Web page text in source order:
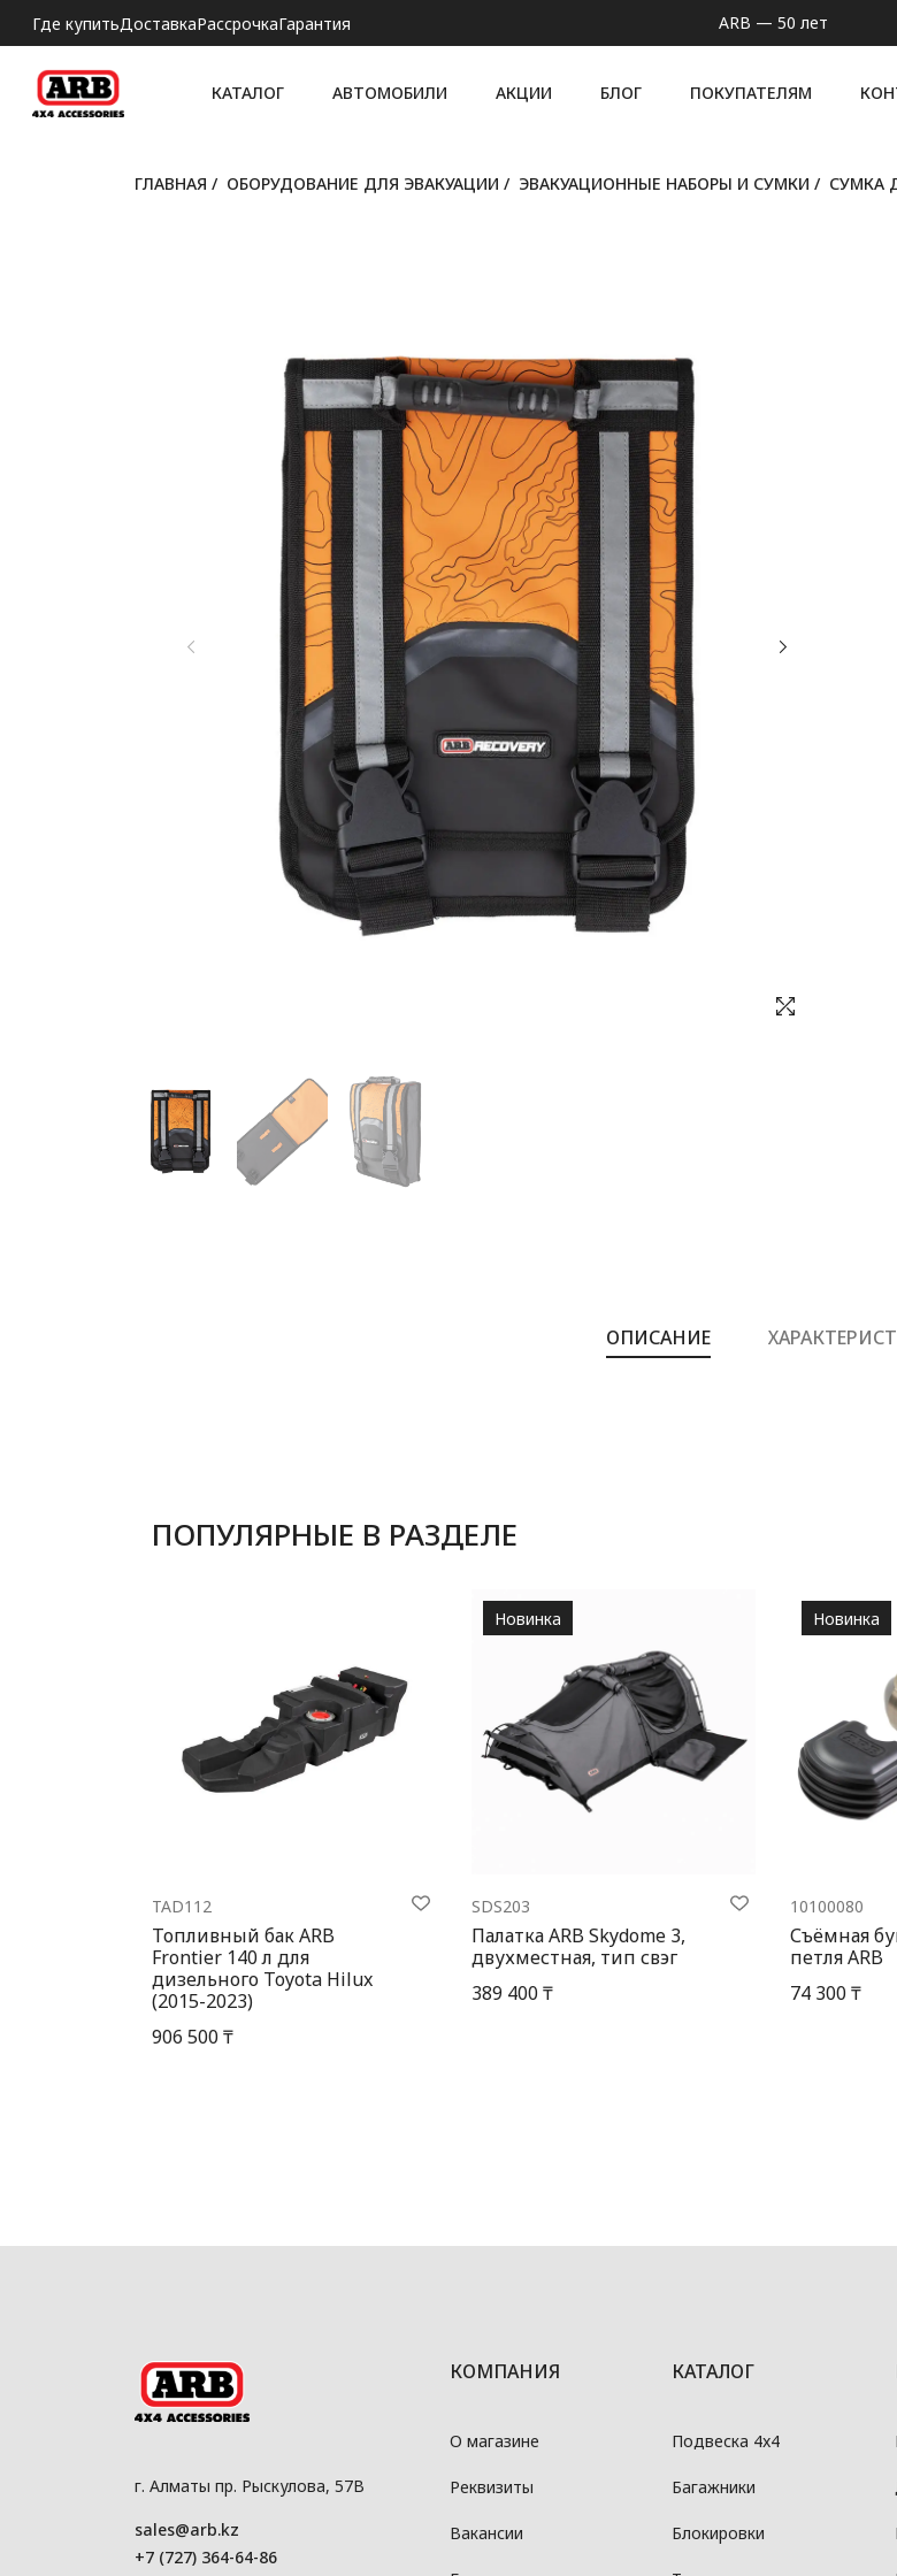
Где купитьДоставкаРассрочкаГарантия ARB — 50 лет
КАТАЛОГ АВТОМОБИЛИ АКЦИИ БЛОГ ПОКУПАТЕЛЯМ
ГЛАВНАЯ / ОБОРУДОВАНИЕ ДЛЯ ЭВАКУАЦИИ / ЭВАКУАЦИОННЫЕ НАБОРЫ И СУМКИ / СУМКА
ОПИСАНИЕ
ПОПУЛЯРНЫЕ В РАЗДЕЛЕ
TAD112
Топливный бак ARB
Frontier 140 л для
дизельного Toyota Hilux
(2015-2023)
906 500 ₸
SDS203
Палатка ARB Skydome 3,
двухместная, тип свэг
389 400 ₸
Новинка
10100080
Съёмная
петля ARB
74 300 ₸
Новинка
г. Алматы пр. Рыскулова, 57В
sales@arb.kz
+7 (727) 364-64-86
КОМПАНИЯ
О магазине
Реквизиты
Вакансии
КАТАЛОГ
Подвеска 4x4
Багажники
Блокировки